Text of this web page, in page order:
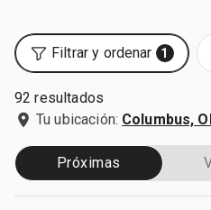
Filtrar y ordenar 1
92 resultados
Tu ubicación: Columbus,
Próximas